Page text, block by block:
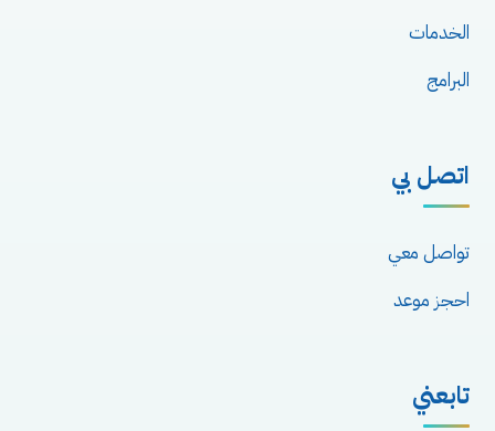
الخدمات
البرامج
اتصل بي
تواصل معي
احجز موعد
تابعني